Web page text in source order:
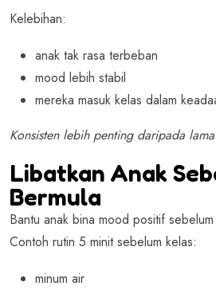
Kelebihan:
anak tak rasa terbeban
mood lebih stabil
mereka masuk kelas dalam
Konsisten lebih penting daripada
Libatkan Anak
Bermula
Bantu anak bina mood positif
Contoh rutin 5 minit sebelum kelas:
minum air